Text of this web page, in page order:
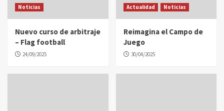
Noticias
Nuevo curso de arbitraje
– Flag football
24/09/2025
Actualidad Noticias
Reimagina el Campo de
Juego
30/04/2025